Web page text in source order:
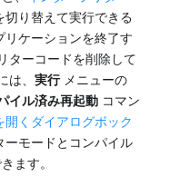
切り替えて実行できる
ケーションを終了す
ターコードを削除して
は、実行メニューの
イル済み再起動 コマン
開くダイアログボック
ーモードとコンパイル
ます。